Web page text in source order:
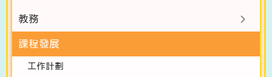
教務
課程發展
工作計劃